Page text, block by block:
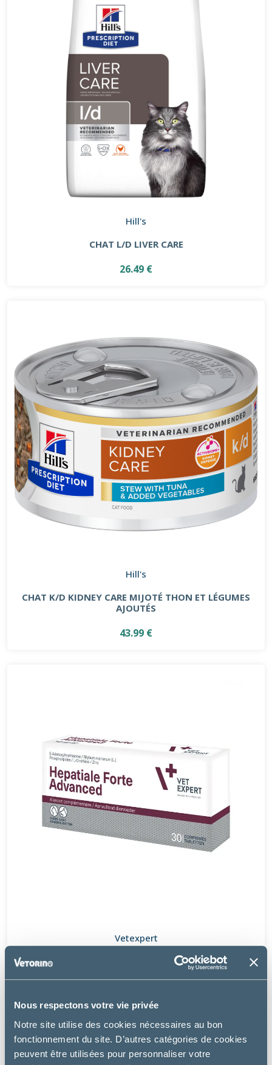
Nous respectons votre vie privée
Notre site utilise des cookies nécessaires au bon
fonctionnement du site. D’autres catégories de cookies
peuvent être utilisées pour personnaliser votre
Hill's
CHAT L/D LIVER CARE
26.49 €
Hill's
CHAT K/D KIDNEY CARE MIJOTÉ THON ET LÉGUMES
AJOUTÉS
43.99 €
Vetexpert
HEPATIALE FORTE ADVANCED - CHIEN, CHAT